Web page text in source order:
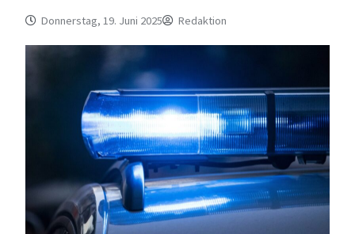
Donnerstag, 19. Juni 2025 Redaktion